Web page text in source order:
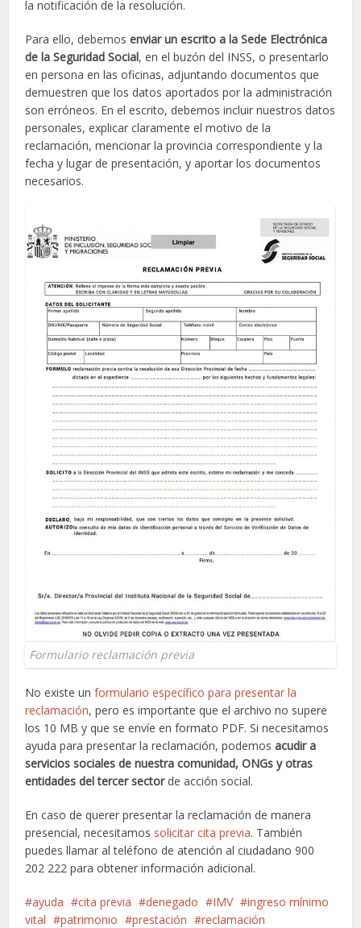
la notificación de la resolución.
Para ello, debemosenviar un escrito a la Sede Electrónica
de la Seguridad Social, en el buzón del INSS, o presentarlo
en persona en las oficinas, adjuntando documentos que
demuestren que los datos aportados por la administración
son erróneos. En el escrito, debemos incluir nuestros datos
personales, explicar claramente el motivo de la
reclamación, mencionar la provincia correspondiente y la
fecha y lugar de presentación, y aportar los documentos
necesarios.
Formulario reclamación previa
No existe unformulario específico para presentar la
reclamación, pero es importante que el archivo no supere
los 10 MB y que se envíe en formato PDF. Si necesitamos
ayuda para presentar la reclamación, podemos acudir a
servicios sociales de nuestra comunidad, ONGs y otras
entidades del tercer sectorde acción social.
En caso de querer presentar la reclamación de manera
presencial, necesitamos solicitar cita previa. También
puedes llamar al teléfono de atención al ciudadano 900
202 222 para obtener información adicional.
ayuda cita previa denegado IMV
ingreso mínimo
vital
patrimonio prestación
reclamación